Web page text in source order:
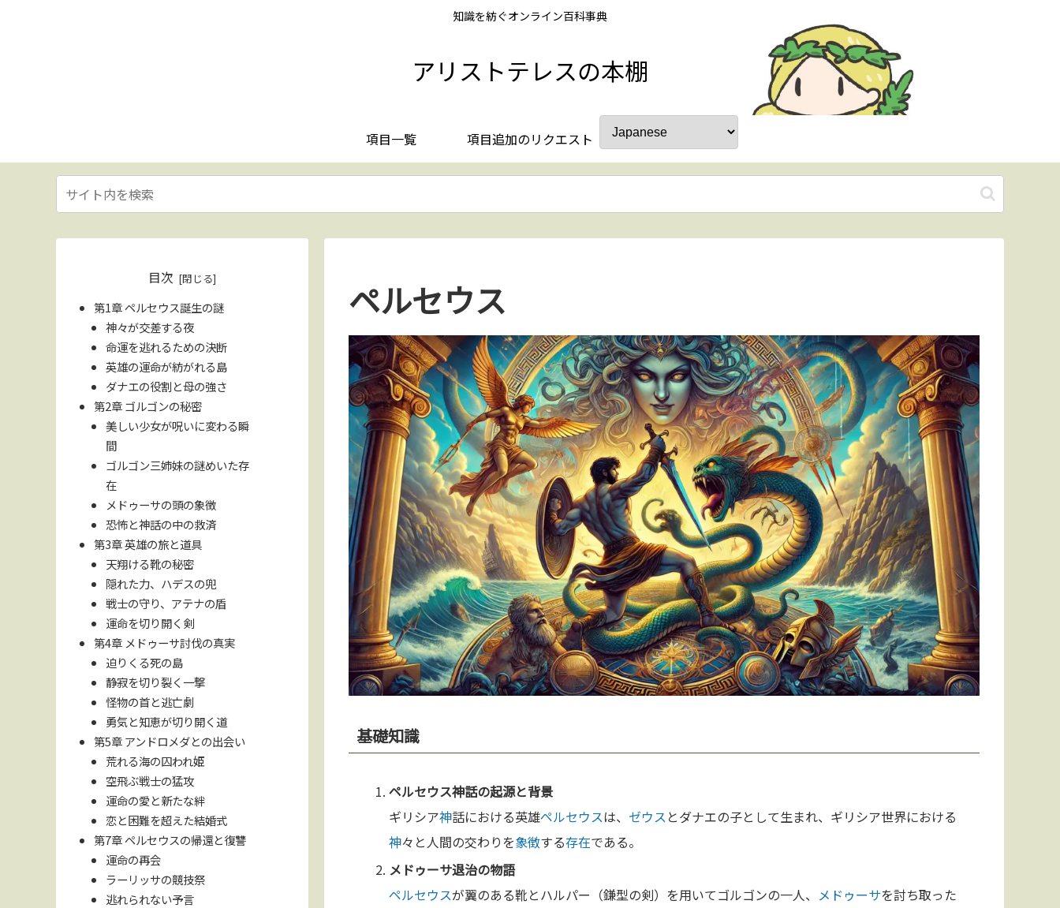
知識を紡ぐオンライン百科事典
アリストテレスの本棚
項目一覧 項目追加のリクエスト
ペルセウス
基礎知識
ペルセウス神話の起源と背景
ギリシア神話における英雄ペルセウスは、 ゼウスとダナエの子として生まれ、ギリシア世界における
神々と人間の交わりを象徴する存在である。
メドゥーサ退治の物語
ペルセウスが翼のある靴とハルパー（鎌型の剣）を用いてゴルゴンの一人、 メドゥーサを討ち取った
目次
第1章 ペルセウス誕生の謎
神々が交差する夜
命運を逃れるための決断
英雄の運命が紡がれる島
ダナエの役割と母の強さ
第2章 ゴルゴンの秘密
美しい少女が呪いに変わる瞬
間
ゴルゴン三姉妹の謎めいた存
在
メドゥーサの頭の象徴
恐怖と神話の中の救済
第3章 英雄の旅と道具
天翔ける靴の秘密
隠れた力、ハデスの兜
戦士の守り、アテナの盾
運命を切り開く剣
第4章 メドゥーサ討伐の真実
迫りくる死の島
静寂を切り裂く一撃
怪物の首と逃亡劇
勇気と知恵が切り開く道
第5章 アンドロメダとの出会い
荒れる海の囚われ姫
空飛ぶ戦士の猛攻
運命の愛と新たな絆
恋と困難を超えた結婚式
第7章 ペルセウスの帰還と復讐
運命の再会
ラーリッサの競技祭
逃れられない予言